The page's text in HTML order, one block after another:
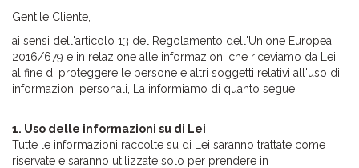
Gentile Cliente,
ai sensi dell'articolo 13 del Regolamento dell'Unione Europea
2016/679 e in relazione alle informazioni che riceviamo da Lei,
al fine di proteggere le persone e altri soggetti relativi all'uso di
informazioni personali, La informiamo di quanto segue:
1. Uso delle informazioni su di Lei
Tutte le informazioni raccolte su di Lei saranno trattate come
riservate e saranno utilizzate solo per prendere in